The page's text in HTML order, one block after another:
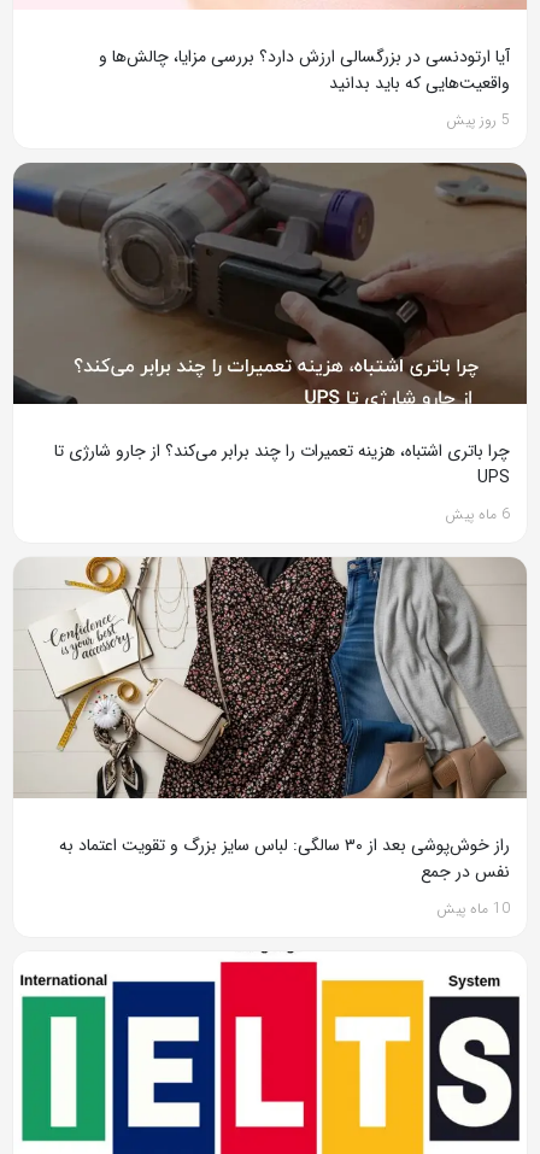
آیا ارتودنسی در بزرگسالی ارزش دارد؟ بررسی مزایا، چالش‌ها و
واقعیت‌هایی که باید بدانید
5 روز پیش
چرا باتری اشتباه، هزینه تعمیرات را چند برابر می‌کند؟ از جارو شارژی تا
UPS
6 ماه پیش
راز خوش‌پوشی بعد از ۳۰ سالگی: لباس سایز بزرگ و تقویت اعتماد به
نفس در جمع
10 ماه پیش